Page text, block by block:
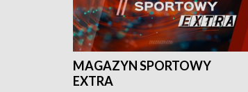
MAGAZYN SPORTOWY
EXTRA